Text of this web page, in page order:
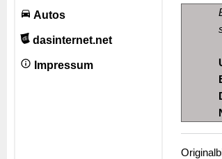
Autos
dasinternet.net
Impressum